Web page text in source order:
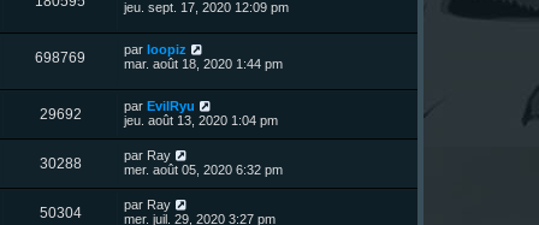
g
e
e
s
a
g
e
e
s
s
a
g
e
u
s
e
n
i
e
m
e
s
s
a
g
jeu. sept. 17, 2020 12:09 pm
698769
u
D
e
n
i
e
e
s
s
a
g
par loopiz
mar. août 18, 2020 1:44 pm
29692V
u
s
D
e
i
e
r
m
e
par EvilRyu
jeu. août 13, 2020 1:04 pm
30288V
u
D
e
i
par Ray
mer. août 05, 2020 6:32 pm
50304V
D
e
par Ray
mer. juil. 29, 2020 3:27 pm